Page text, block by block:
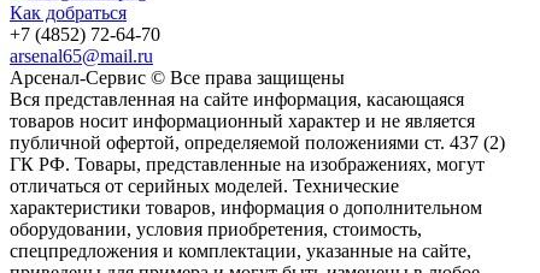
Как добраться
+7 (4852) 72-64-70
arsenal65@mail.ru
Aрсенал-Сервис © Все права защищены
Вся представленная на сайте информация, касающаяся
товаров носит информационный характер и не является
публичной офертой, определяемой положениями ст. 437 (2)
ГК РФ. Товары, представленные на изображениях, могут
отличаться от серийных моделей. Технические
характеристики товаров, информация о дополнительном
оборудовании, условия приобретения, стоимость,
спецпредложения и комплектации, указанные на сайте,